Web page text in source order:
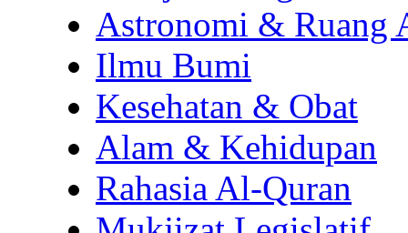
Astronomi & Ruang
Ilmu Bumi
Kesehatan & Obat
Alam & Kehidupan
Rahasia Al-Quran